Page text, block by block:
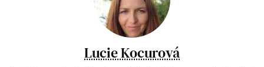
Lucie Kocurová